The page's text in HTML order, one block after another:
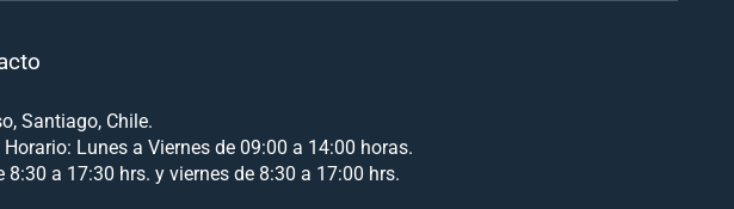
Santiago, Chile.
Lunes a Viernes de 09:00 a 14:00 horas.
a 17:30 hrs. y viernes de 8:30 a 17:00 hrs.